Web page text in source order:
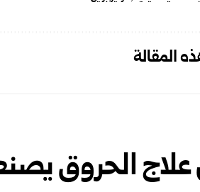
المقالة
علاج الحروق